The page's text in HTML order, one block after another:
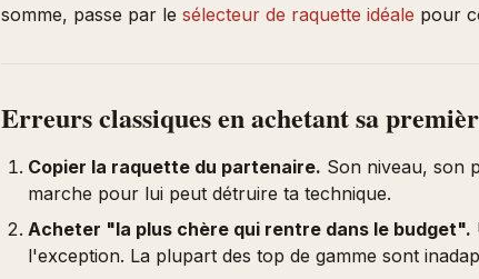
somme, passe par le sélecteur de raquette idéale pour
Erreurs classiques en achetant sa
Copier la raquette du partenaire. Son niveau, son
marche pour lui peut détruire ta technique.
Acheter "la plus chère qui rentre dans le budget".
l'exception. La plupart des top de gamme sont